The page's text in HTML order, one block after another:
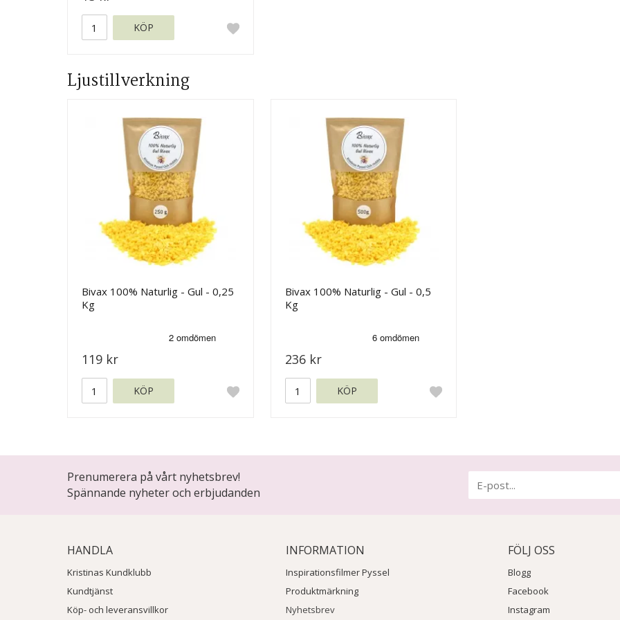
KÖP
Ljustillverkning
Bivax 100% Naturlig - Gul - 0,25
Kg
119 kr
KÖP
Bivax 100% Naturlig - Gul - 0,5
Kg
236 kr
KÖP
Prenumerera på vårt nyhetsbrev!
Spännande nyheter och erbjudanden
HANDLA
Kristinas Kundklubb
Kundtjänst
Köp- och leveransvillkor
INFORMATION
Inspirationsfilmer Pyssel
Produktmärkning
Nyhetsbrev
FÖLJ OSS
Blogg
Facebook
Instagram